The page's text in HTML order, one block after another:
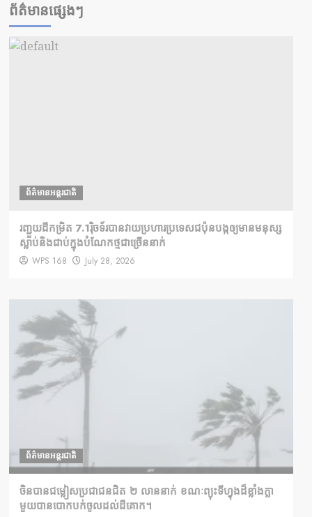
ព័ត៌មានផ្សេងៗ
ព័ត៌មានអន្តរជាតិ
រញ្ជួយដីកម្រិត​ 7.1រ៉ិចទ័របានវាយប្រហារប្រទេសជប៉ុនបង្កឲ្យមានមនុស្ស
ស្លាប់​និង​ជាប់ក្នុងបំណែកថ្មជាច្រើននាក់
WPS 168 July 28, 2026
ព័ត៌មានអន្តរជាតិ
ចិនបានជម្លៀសប្រជាជនជិត ២ លាននាក់ ខណៈព្យុះទីហ្វុងដ៏ខ្លាំងក្លា
មួយបានបោកបក់ចូលដល់ដីគោក។